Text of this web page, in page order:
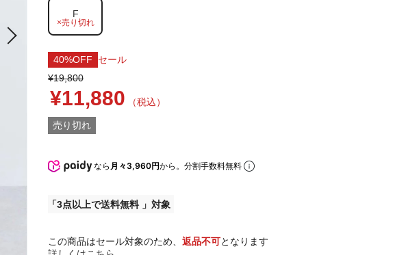
F
×売り切れ
40%OFF
セール
¥19,800
¥11,880 （税込）
売り切れ
なら 月々3,960円から。分割手数料無料
3点以上で送料無料
この商品はセール対象のため、 返品不可となります